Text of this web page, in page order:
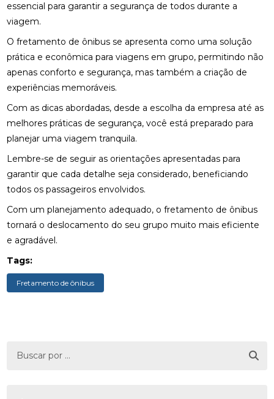
essencial para garantir a segurança de todos durante a
viagem.
O fretamento de ônibus se apresenta como uma solução
prática e econômica para viagens em grupo, permitindo não
apenas conforto e segurança, mas também a criação de
experiências memoráveis.
Com as dicas abordadas, desde a escolha da empresa até as
melhores práticas de segurança, você está preparado para
planejar uma viagem tranquila.
Lembre-se de seguir as orientações apresentadas para
garantir que cada detalhe seja considerado, beneficiando
todos os passageiros envolvidos.
Com um planejamento adequado, o fretamento de ônibus
tornará o deslocamento do seu grupo muito mais eficiente
e agradável.
Tags:
Fretamento de ônibus